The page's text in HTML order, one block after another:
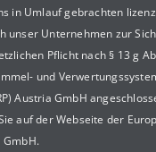
in Umlauf gebrachten
unser Unternehmen zur
Pflicht nach § 13 g
und
Austria GmbH
auf der Webseite der
GmbH.